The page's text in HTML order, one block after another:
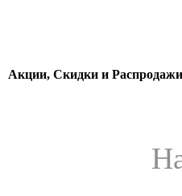
Акции, Скидки и Распродажи